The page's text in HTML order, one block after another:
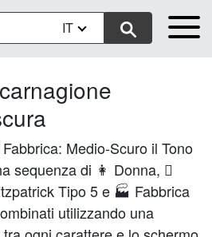
IT
Medio-Scuro il Tono
sequenza di 👩 Donna, 🏾
Tipo 5 e 🏭 Fabbrica
utilizzando una